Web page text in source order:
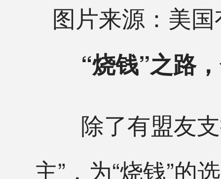
图片来源：美
“烧钱”之路
除了有盟友支
主”，为“烧钱”的